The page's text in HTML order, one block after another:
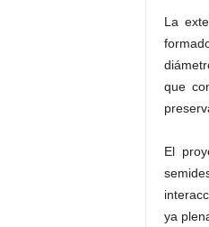
La
que
El
ya